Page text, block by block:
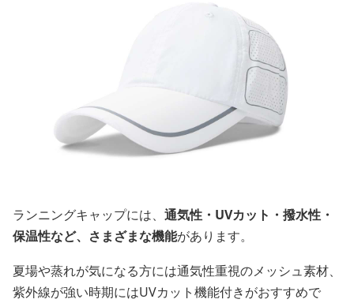
ランニングキャップには、 通気性・UVカット・撥水性・
保温性など、さまざまな機能があります。
夏場や蒸れが気になる方には通気性重視のメッシュ素材、
紫外線が強い時期にはUVカット機能付きがおすすめで